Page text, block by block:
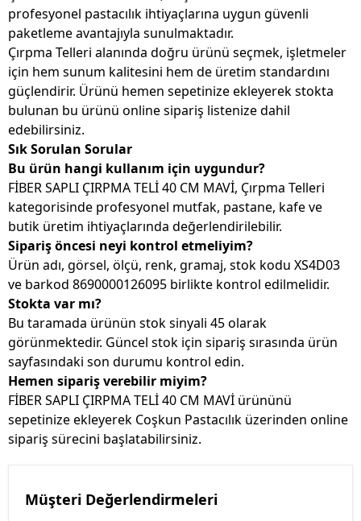
profesyonel pastacılık ihtiyaçlarına uygun güvenli
paketleme avantajıyla sunulmaktadır.
Çırpma Telleri alanında doğru ürünü seçmek, işletmeler
için hem sunum kalitesini hem de üretim standardını
güçlendirir. Ürünü hemen sepetinize ekleyerek stokta
bulunan bu ürünü online sipariş listenize dahil
edebilirsiniz.
Sık Sorulan Sorular
Bu ürün hangi kullanım için uygundur?
FİBER SAPLI ÇIRPMA TELİ 40 CM MAVİ, Çırpma Telleri
kategorisinde profesyonel mutfak, pastane, kafe ve
butik üretim ihtiyaçlarında değerlendirilebilir.
Sipariş öncesi neyi kontrol etmeliyim?
Ürün adı, görsel, ölçü, renk, gramaj, stok kodu XS4D03
ve barkod 8690000126095 birlikte kontrol edilmelidir.
Stokta var mı?
Bu taramada ürünün stok sinyali 45 olarak
görünmektedir. Güncel stok için sipariş sırasında ürün
sayfasındaki son durumu kontrol edin.
Hemen sipariş verebilir miyim?
FİBER SAPLI ÇIRPMA TELİ 40 CM MAVİ ürününü
sepetinize ekleyerek Coşkun Pastacılık üzerinden online
sipariş sürecini başlatabilirsiniz.
Müşteri Değerlendirmeleri